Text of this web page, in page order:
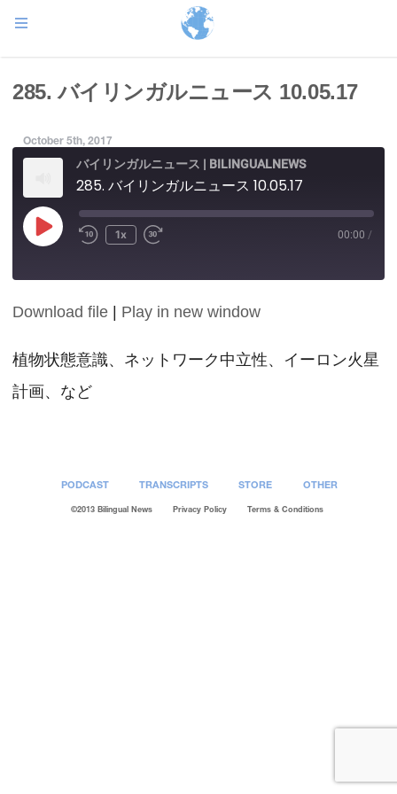
285. バイリンガルニュース 10.05.17
October 5th, 2017
バイリンガルニュース | BILINGUALNEWS
285. バイリンガルニュース 10.05.17
Play
Episode
1x 00:00 /
SHARE
LINK
EMBED
Download file Play in new window
植物状態意識、ネットワーク中立性、イーロン火星
計画、など
PODCAST TRANSCRIPTS STORE OTHER
©2013 Bilingual News Privacy Policy Terms & Conditions